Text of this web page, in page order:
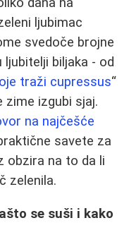
ljubimac
svedoče brojne
biljaka - od
traži cupressus“
izgubi sjaj.
na najčešće
savete za
obzira na to da li
zelenila.
se suši i kako